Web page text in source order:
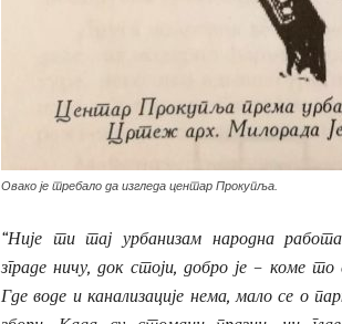
Овако је требало да изгледа центар Прокупља.
“Није ти тај урбанизам народна
зграде ничу, док стоји, добро је – коме
Где воде и канализације нема, мало се о